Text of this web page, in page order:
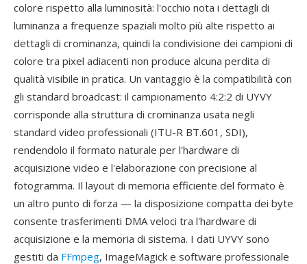
colore rispetto alla luminosità: l'occhio nota i dettagli di
luminanza a frequenze spaziali molto più alte rispetto ai
dettagli di crominanza, quindi la condivisione dei campioni di
colore tra pixel adiacenti non produce alcuna perdita di
qualità visibile in pratica. Un vantaggio è la compatibilità con
gli standard broadcast: il campionamento 4:2:2 di UYVY
corrisponde alla struttura di crominanza usata negli
standard video professionali (ITU-R BT.601, SDI),
rendendolo il formato naturale per l'hardware di
acquisizione video e l'elaborazione con precisione al
fotogramma. Il layout di memoria efficiente del formato è
un altro punto di forza — la disposizione compatta dei byte
consente trasferimenti DMA veloci tra l'hardware di
acquisizione e la memoria di sistema. I dati UYVY sono
gestiti da FFmpeg, ImageMagick e software professionale